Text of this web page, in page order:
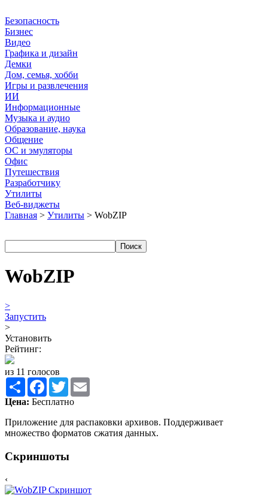
Безопасность
Бизнес
Видео
Графика и дизайн
Демки
Дом, семья, хобби
Игры и развлечения
ИИ
Информационные
Музыка и аудио
Образование, наука
Общение
ОС и эмуляторы
Офис
Путешествия
Разработчику
Утилиты
Веб-виджеты
Главная > Утилиты > WobZIP
WobZIP
>
Запустить
>
Установить
Рейтинг:
из 11 голосов
Share Facebook
Twitter
Цена: Бесплатно
Приложение для распаковки архивов. Поддерживает
множество форматов сжатия данных.
Скриншоты
‹